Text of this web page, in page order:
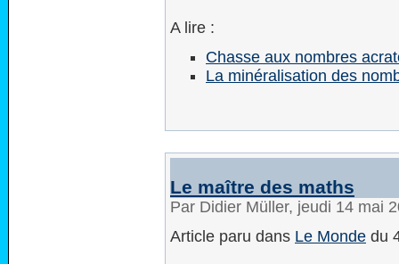
A lire :
Chasse aux nombres
La minéralisation des
Le maître des maths
Par Didier Müller, jeudi 14 mai
Article paru dans Le Monde du